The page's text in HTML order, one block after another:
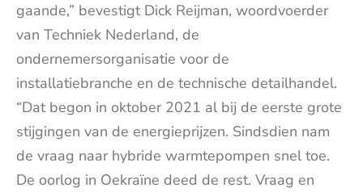
gaande,” bevestigt Dick Reijman, woordvoerder
van Techniek Nederland, de
ondernemersorganisatie voor de
installatiebranche en de technische detailhandel.
“Dat begon in oktober 2021 al bij de eerste grote
stijgingen van de energieprijzen. Sindsdien nam
de vraag naar hybride warmtepompen snel toe.
De oorlog in Oekraïne deed de rest. Vraag en